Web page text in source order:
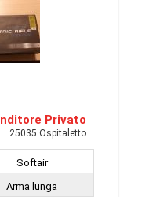
Privato
25035 Ospitaletto
Softair
Arma lunga